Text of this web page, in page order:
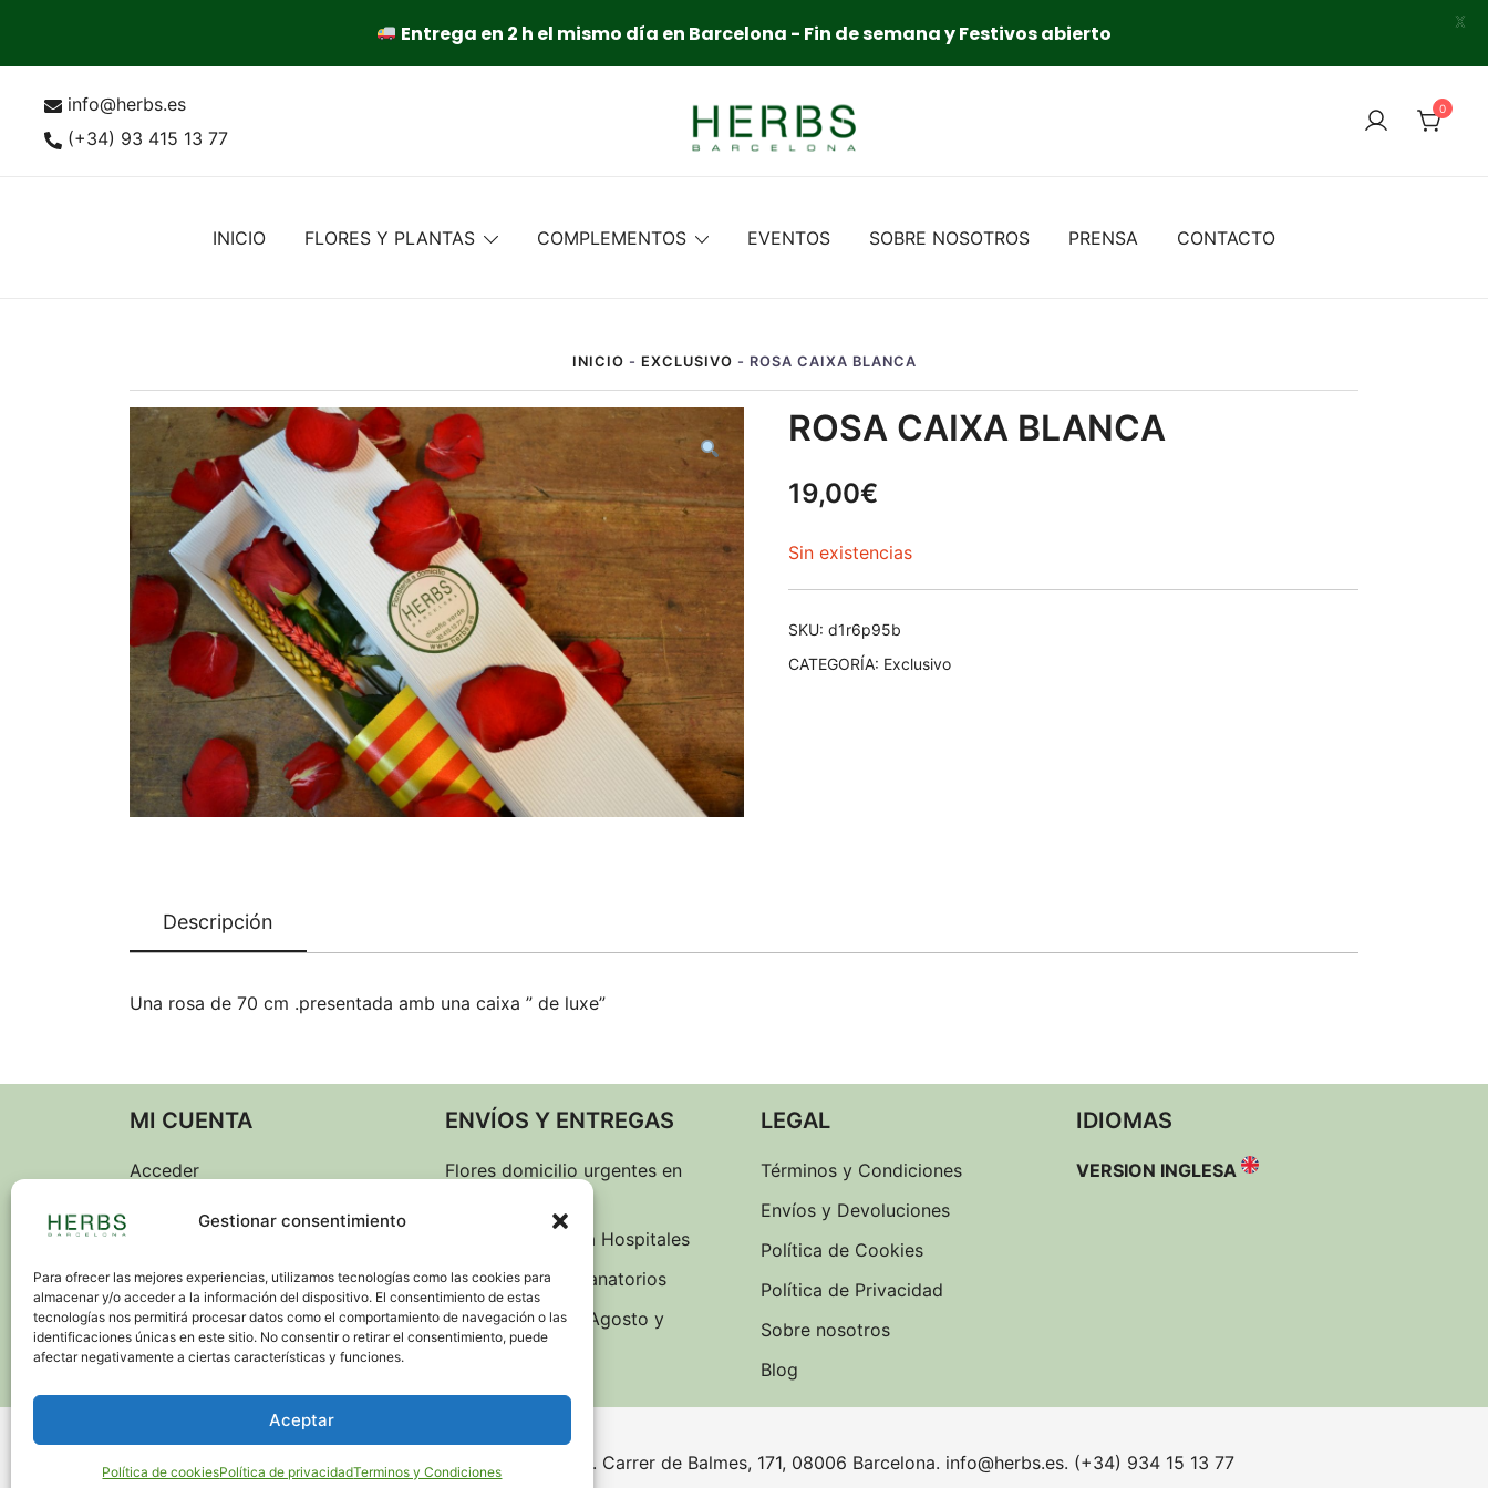
Gestionar consentimiento
Para ofrecer las mejores experiencias, utilizamos tecnologías como las cookies para
almacenar y/o acceder a la información del dispositivo. El consentimiento de estas
tecnologías nos permitirá procesar datos como el comportamiento de navegación o las
identificaciones únicas en este sitio. No consentir o retirar el consentimiento, puede
afectar negativamente a ciertas características y funciones.
Aceptar
Política de cookiesPolítica de privacidadTerminos y Condiciones
contenido
info@herbs.es
(+34) 93 415 13 77
0
INICIO FLORES Y PLANTAS COMPLEMENTOS EVENTOS SOBRE NOSOTROS PRENSA CONTACTO
INICIO - EXCLUSIVO - ROSA CAIXA BLANCA
ROSA CAIXA BLANCA
19,00€
Sin existencias
SKU: d1r6p95b
CATEGORÍA: Exclusivo
Descripción
Una rosa de 70 cm .presentada amb una caixa ” de luxe”
MI CUENTA
Acceder
Mi cuenta
ENVÍOS Y ENTREGAS
Flores domicilio urgentes en
Envíos de flores a Hospitales
Entregas flores Tanatorios
Envíos Domingo Agosto y
festivos
LEGAL
Términos y Condiciones
Envíos y Devoluciones
Política de Cookies
Política de Privacidad
Sobre nosotros
Blog
IDIOMAS
VERSION INGLESA
© 2026. Todos los derechos reservados. Carrer de Balmes, 171, 08006 Barcelona. info@herbs.es. (+34) 934 15 13 77
Entrega en 2 h el mismo día en Barcelona - Fin de semana y Festivos abierto X